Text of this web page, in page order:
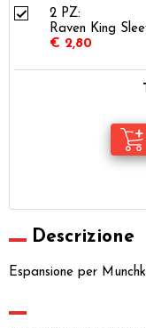
2 PZ:
Raven King
€ 2,80
Descrizione
Espansione per